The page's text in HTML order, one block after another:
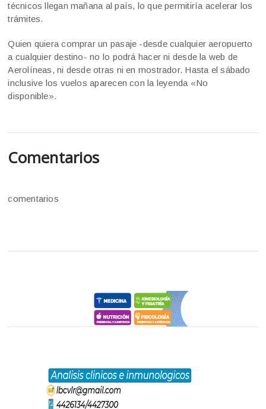
técnicos llegan mañana al país, lo que permitiría acelerar los
trámites.
Quien quiera comprar un pasaje -desde cualquier aeropuerto
a cualquier destino- no lo podrá hacer ni desde la web de
Aerolíneas, ni desde otras ni en mostrador. Hasta el sábado
inclusive los vuelos aparecen con la leyenda «No
disponible».
Comentarios
comentarios